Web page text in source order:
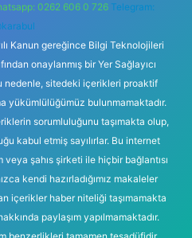
0262 606 0 726 Telegram:
Kanun gereğince Bilgi Teknolojileri
onaylanmış bir Yer Sağlayıcı
nedenle, sitedeki içerikleri proaktif
yükümlülüğümüz bulunmamaktadır.
sorumluluğunu taşımakta olup,
kabul etmiş sayılırlar. Bu internet
şahıs şirketi ile hiçbir bağlantısı
kendi hazırladığımız makaleler
içerikler haber niteliği taşımamakta
paylaşım yapılmamaktadır.